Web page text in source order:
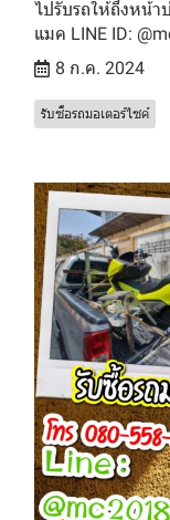
ไปรับรถให้ถึงหน้า
แมค LINE ID:
8 ก.ค. 2024
รับซื้อรถมอเตอร์ไซค์